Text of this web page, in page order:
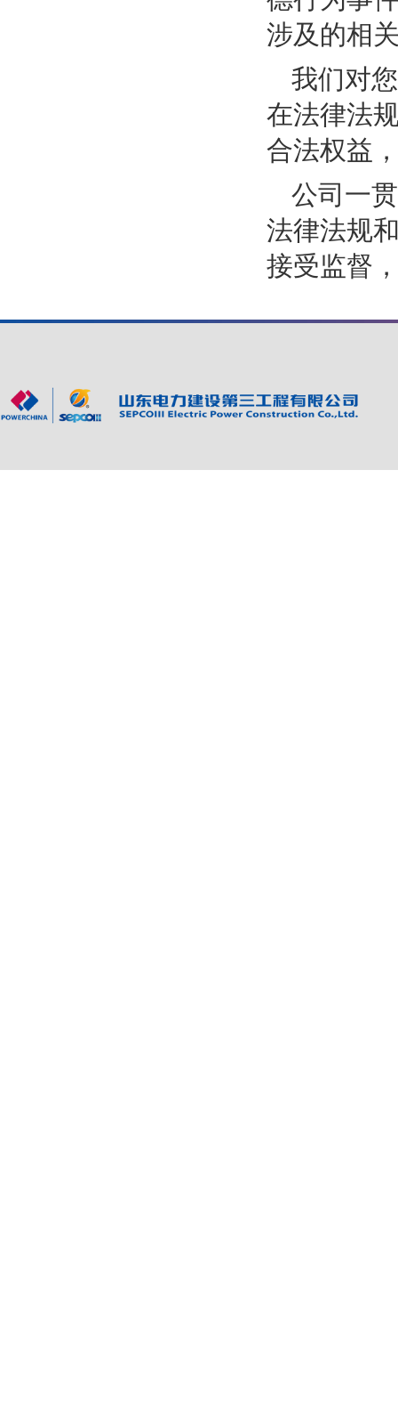
涉及的相
我们对
在法律法
合法权益
公司一
法律法规
接受监督